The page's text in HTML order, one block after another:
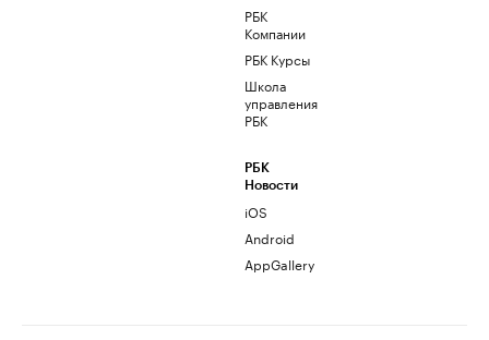
РБК
Компании
РБК Курсы
Школа
управления
РБК
РБК
Новости
iOS
Android
AppGallery